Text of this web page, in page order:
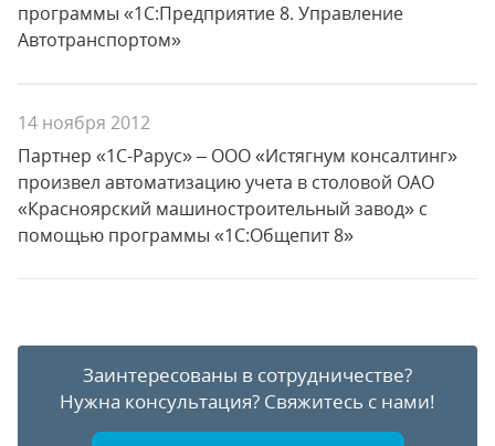
программы «1С:Предприятие 8. Управление
Автотранспортом»
14 ноября 2012
Партнер «1С-Рарус» – ООО «Истягнум консалтинг»
произвел автоматизацию учета в столовой ОАО
«Красноярский машиностроительный завод» с
помощью программы «1С:Общепит 8»
Заинтересованы в сотрудничестве?
Нужна консультация? Свяжитесь с нами!